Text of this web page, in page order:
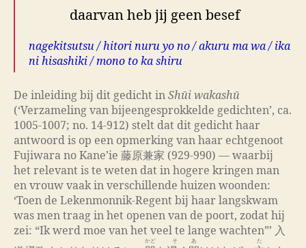
daarvan heb jij geen besef
nagekitsutsu / hitori nuru yo no / akuru ma wa / ika
ni hisashiki / mono to ka shiru
De inleiding bij dit gedicht in Shūi wakashū
(‘Verzameling van bijeengesprokkelde gedichten’, ca.
1005-1007; no. 14-912) stelt dat dit gedicht haar
antwoord is op een opmerking van haar echtgenoot
Fujiwara no Kane’ie 藤原兼家 (929-990) — waarbij
het relevant is te weten dat in hogere kringen man
en vrouw vaak in verschillende huizen woonden:
‘Toen de Lekenmonnik-Regent bij haar langskwam
was men traag in het openen van de poort, zodat hij
zei: “Ik werd moe van het veel te lange wachten”’ 入
かど ゝそ あ た